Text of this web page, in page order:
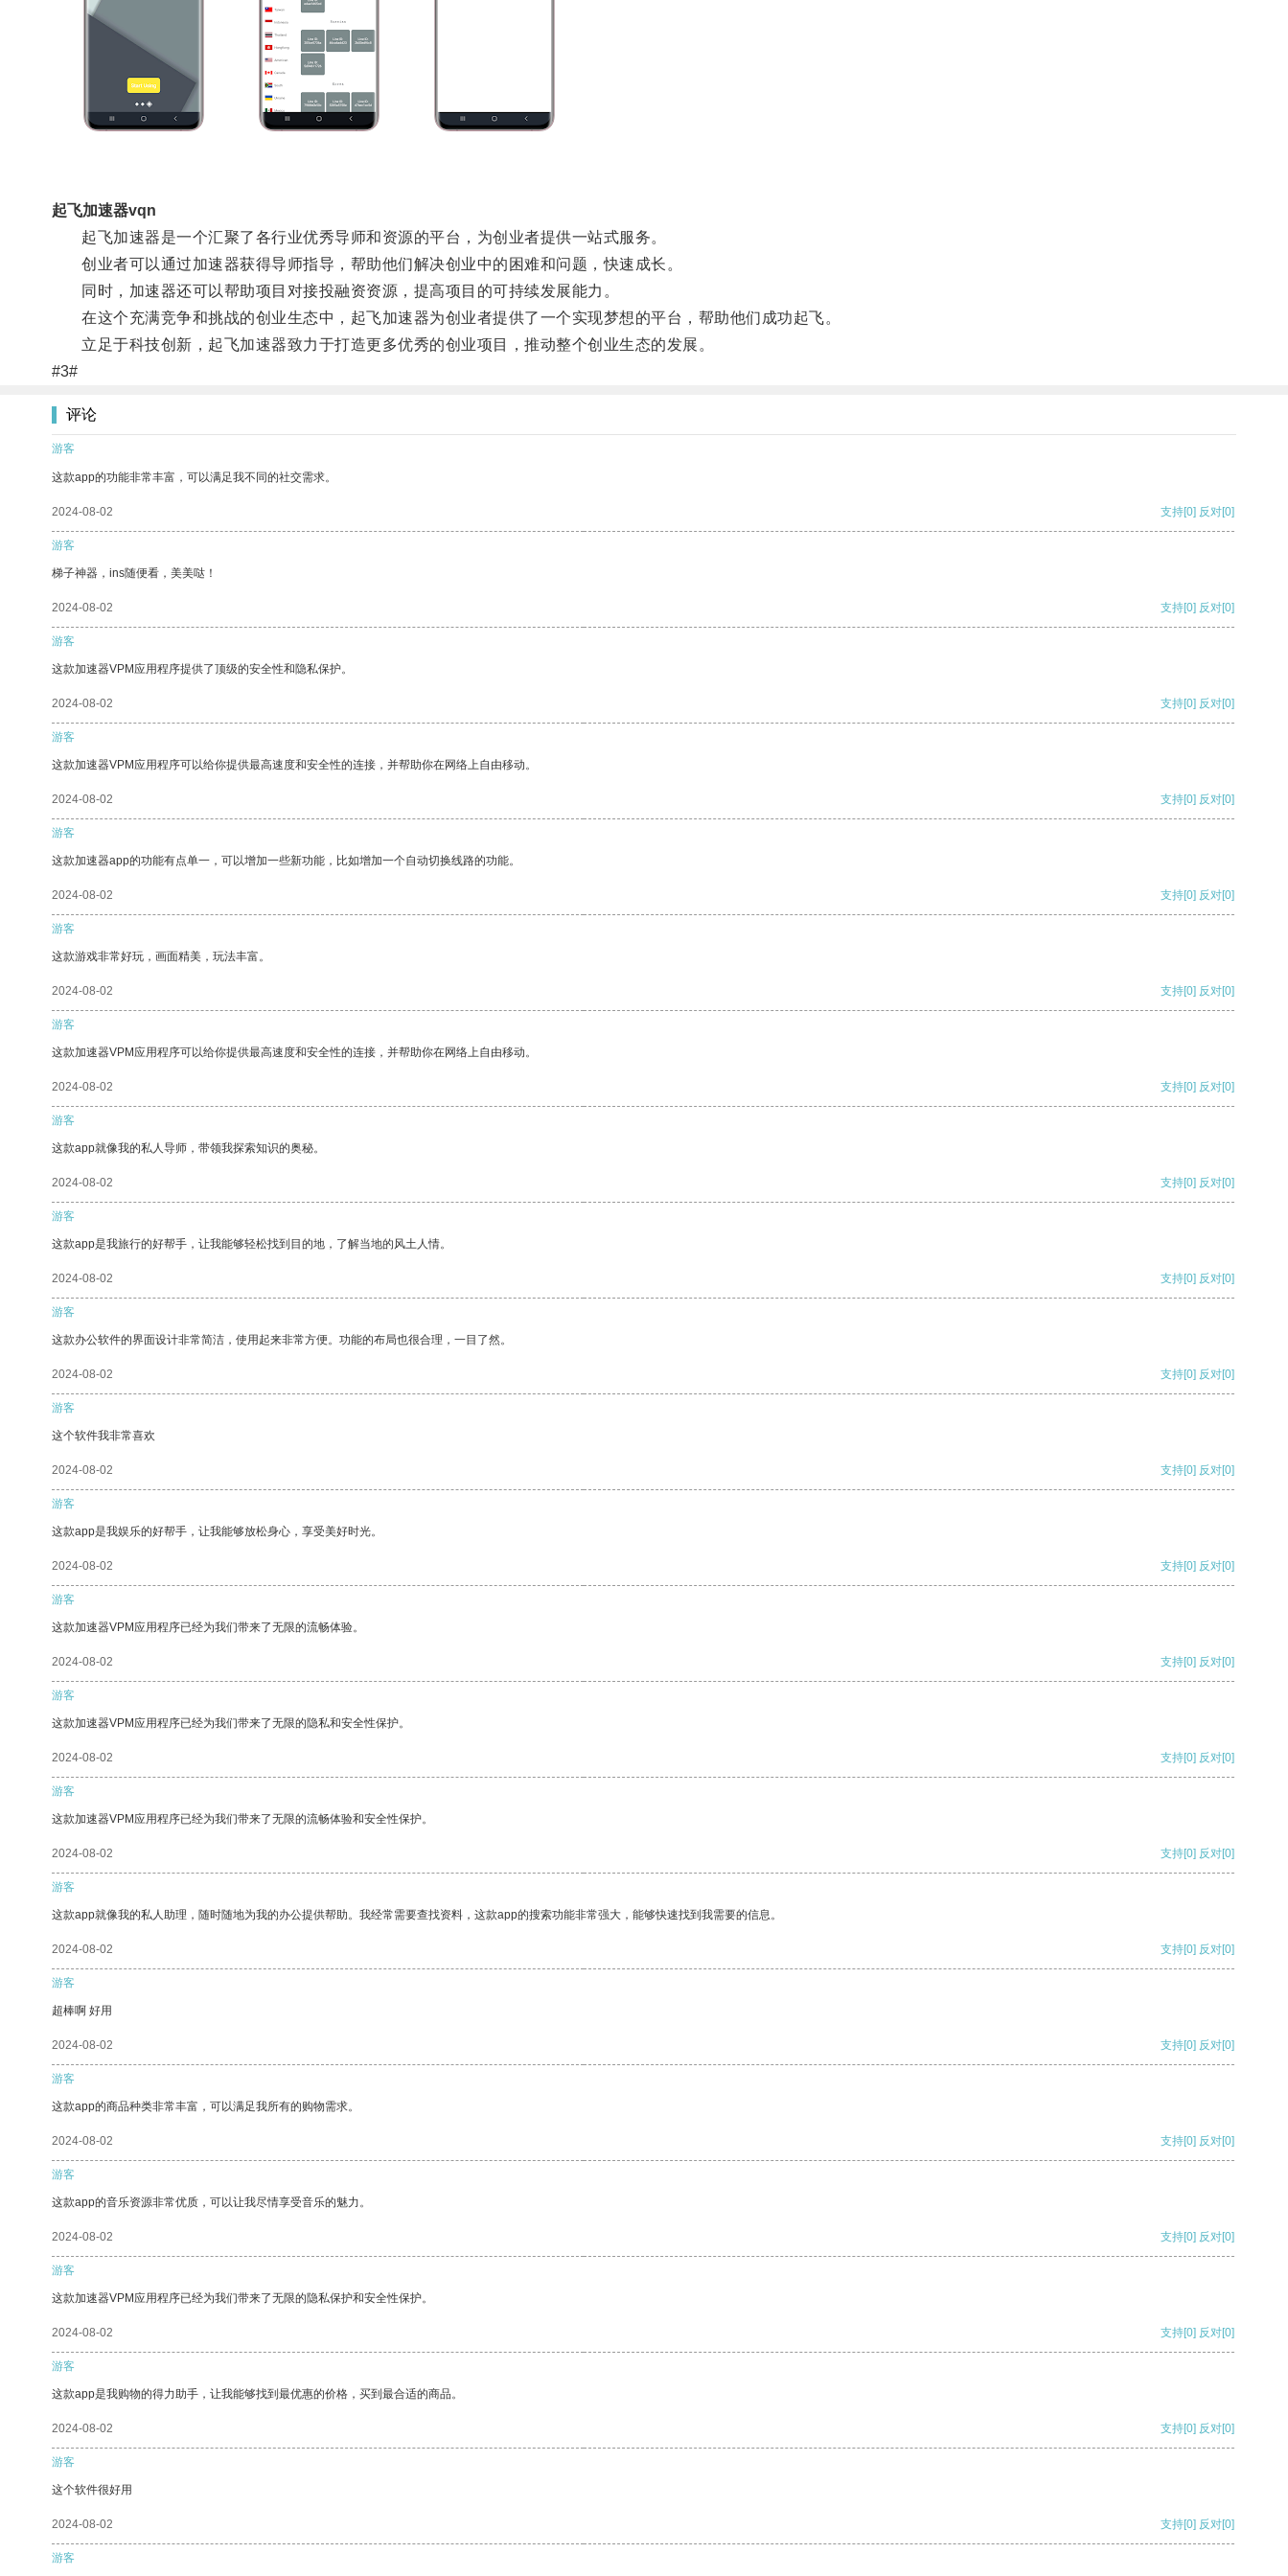
起飞加速器vqn
起飞加速器是一个汇聚了各行业优秀导师和资源的平台，为创业者提供一站式服务。
创业者可以通过加速器获得导师指导，帮助他们解决创业中的困难和问题，快速成长。
同时，加速器还可以帮助项目对接投融资资源，提高项目的可持续发展能力。
在这个充满竞争和挑战的创业生态中，起飞加速器为创业者提供了一个实现梦想的平台，帮助他们成功起飞。
立足于科技创新，起飞加速器致力于打造更多优秀的创业项目，推动整个创业生态的发展。
#3#
评论
游客
这款app的功能非常丰富，可以满足我不同的社交需求。
2024-08-02 支持[0] 反对[0]
游客
梯子神器，ins随便看，美美哒！
2024-08-02 支持[0] 反对[0]
游客
这款加速器VPM应用程序提供了顶级的安全性和隐私保护。
2024-08-02 支持[0] 反对[0]
游客
这款加速器VPM应用程序可以给你提供最高速度和安全性的连接，并帮助你在网络上自由移动。
2024-08-02 支持[0] 反对[0]
游客
这款加速器app的功能有点单一，可以增加一些新功能，比如增加一个自动切换线路的功能。
2024-08-02 支持[0] 反对[0]
游客
这款游戏非常好玩，画面精美，玩法丰富。
2024-08-02 支持[0] 反对[0]
游客
这款加速器VPM应用程序可以给你提供最高速度和安全性的连接，并帮助你在网络上自由移动。
2024-08-02 支持[0] 反对[0]
游客
这款app就像我的私人导师，带领我探索知识的奥秘。
2024-08-02 支持[0] 反对[0]
游客
这款app是我旅行的好帮手，让我能够轻松找到目的地，了解当地的风土人情。
2024-08-02 支持[0] 反对[0]
游客
这款办公软件的界面设计非常简洁，使用起来非常方便。功能的布局也很合理，一目了然。
2024-08-02 支持[0] 反对[0]
游客
这个软件我非常喜欢
2024-08-02 支持[0] 反对[0]
游客
这款app是我娱乐的好帮手，让我能够放松身心，享受美好时光。
2024-08-02 支持[0] 反对[0]
游客
这款加速器VPM应用程序已经为我们带来了无限的流畅体验。
2024-08-02 支持[0] 反对[0]
游客
这款加速器VPM应用程序已经为我们带来了无限的隐私和安全性保护。
2024-08-02 支持[0] 反对[0]
游客
这款加速器VPM应用程序已经为我们带来了无限的流畅体验和安全性保护。
2024-08-02 支持[0] 反对[0]
游客
这款app就像我的私人助理，随时随地为我的办公提供帮助。我经常需要查找资料，这款app的搜索功能非常强大，能够快速找到我需要的信息。
2024-08-02 支持[0] 反对[0]
游客
超棒啊 好用
2024-08-02 支持[0] 反对[0]
游客
这款app的商品种类非常丰富，可以满足我所有的购物需求。
2024-08-02 支持[0] 反对[0]
游客
这款app的音乐资源非常优质，可以让我尽情享受音乐的魅力。
2024-08-02 支持[0] 反对[0]
游客
这款加速器VPM应用程序已经为我们带来了无限的隐私保护和安全性保护。
2024-08-02 支持[0] 反对[0]
游客
这款app是我购物的得力助手，让我能够找到最优惠的价格，买到最合适的商品。
2024-08-02 支持[0] 反对[0]
游客
这个软件很好用
2024-08-02 支持[0] 反对[0]
游客